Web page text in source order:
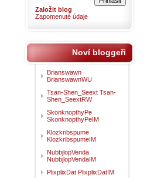
Založit blog
Zapomenuté údaje
Noví bloggeři
Brianswawn
BrianswawnWU
Tsan-Shen_Seext Tsan-
Shen_SeextRW
SkonknopthyPe
SkonknopthyPeIM
Klozkribspume
KlozkribspumeIM
NubbjlopVenda
NubbjlopVendaIM
PlixplixDat PlixplixDatIM